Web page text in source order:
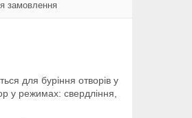
замовлення
для буріння отворів у
у режимах: свердління,